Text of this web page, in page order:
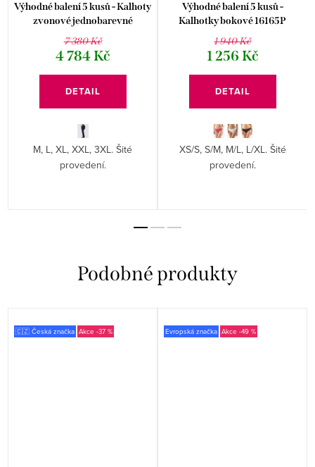
Výhodné balení 5 kusů - Kalhoty
zvonové jednobarevné
základní délka 96001P
7 380 Kč
4 784 Kč
DETAIL
M, L, XL, XXL, 3XL. Šité
provedení.
Výhodné balení 5 kusů -
Kalhotky bokové 16165P
1 940 Kč
1 256 Kč
DETAIL
XS/S, S/M, M/L, L/XL. Šité
provedení.
🇨🇿 Česká značka -37 % Evropská značka -49 %